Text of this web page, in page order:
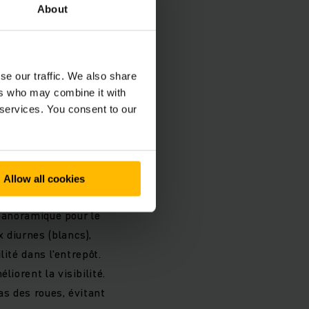
About
our traffic. We also share
who may combine it with
You consent to our
Allow all cookies
sécurité. Un
pneumatique
Une marche
de réglage
personnalisée
pour les
pour le
(blancs),
dans l'entrepôt.
la visibilité.
des roues, évitant